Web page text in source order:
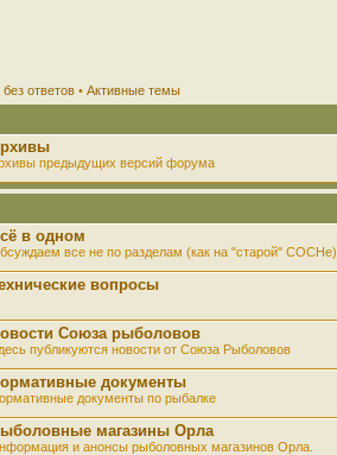
ответов • Активные темы
предыдущих версий форума
в одном
все не по разделам (как на "старой" СОСНе)
вопросы
Союза рыболовов
публикуются новости от Союза Рыболовов
документы
документы по рыбалке
магазины Орла
и анонсы рыболовных магазинов Орла.